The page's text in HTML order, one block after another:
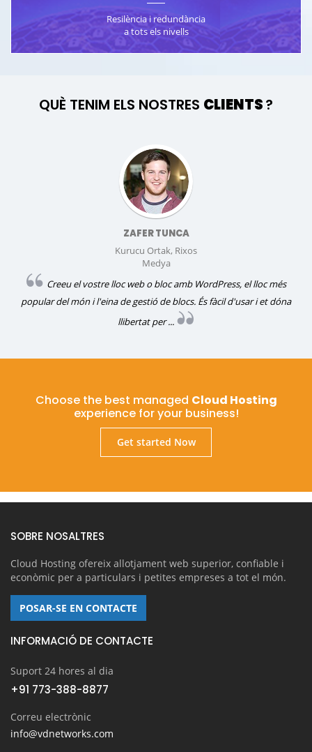
Resilència i redundància
a tots els nivells
QUÈ TENIM ELS NOSTRES CLIENTS?
ZAFER TUNCA
Kurucu Ortak, Rixos
Medya
Creeu el vostre lloc web o bloc amb WordPress, el lloc més
popular del món i l'eina de gestió de blocs. És fàcil d'usar i et dóna
llibertat per ...
Choose the best managed Cloud Hosting
experience for your business!
Get started Now
SOBRE NOSALTRES
Cloud Hosting ofereix allotjament web superior, confiable i
econòmic per a particulars i petites empreses a tot el món.
POSAR-SE EN CONTACTE
INFORMACIÓ DE CONTACTE
Suport 24 hores al dia
+91 773-388-8877
Correu electrònic
info@vdnetworks.com